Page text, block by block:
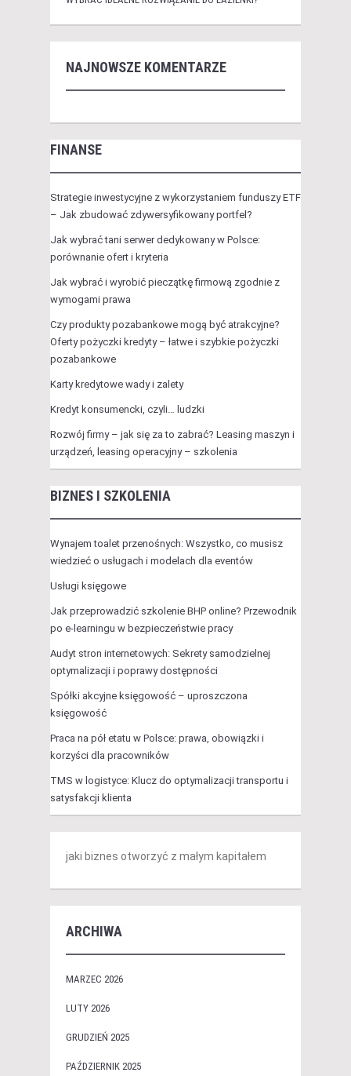
NAJNOWSZE KOMENTARZE
FINANSE
Strategie inwestycyjne z wykorzystaniem funduszy ETF
– Jak zbudować zdywersyfikowany portfel?
Jak wybrać tani serwer dedykowany w Polsce:
porównanie ofert i kryteria
Jak wybrać i wyrobić pieczątkę firmową zgodnie z
wymogami prawa
Czy produkty pozabankowe mogą być atrakcyjne?
Oferty pożyczki kredyty – łatwe i szybkie pożyczki
pozabankowe
Karty kredytowe wady i zalety
Kredyt konsumencki, czyli… ludzki
Rozwój firmy – jak się za to zabrać? Leasing maszyn i
urządzeń, leasing operacyjny – szkolenia
BIZNES I SZKOLENIA
Wynajem toalet przenośnych: Wszystko, co musisz
wiedzieć o usługach i modelach dla eventów
Usługi księgowe
Jak przeprowadzić szkolenie BHP online? Przewodnik
po e-learningu w bezpieczeństwie pracy
Audyt stron internetowych: Sekrety samodzielnej
optymalizacji i poprawy dostępności
Spółki akcyjne księgowość – uproszczona
księgowość
Praca na pół etatu w Polsce: prawa, obowiązki i
korzyści dla pracowników
TMS w logistyce: Klucz do optymalizacji transportu i
satysfakcji klienta
jaki biznes otworzyć z małym kapitałem
ARCHIWA
MARZEC 2026
LUTY 2026
GRUDZIEŃ 2025
PAŹDZIERNIK 2025